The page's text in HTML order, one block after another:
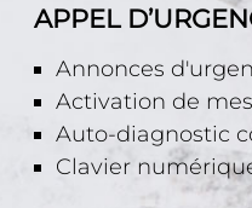
APPEL
Annonces
Activation de
Auto-diagnostic
Clavier